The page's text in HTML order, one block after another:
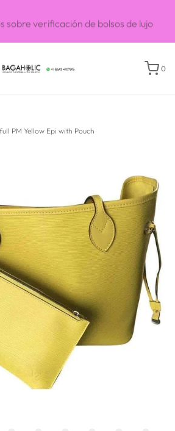
sobre verificación de bolsos de lujo
0
PM Yellow Epi with Pouch